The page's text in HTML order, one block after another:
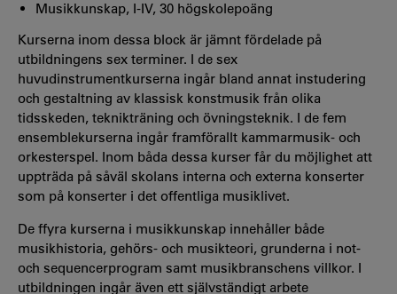
Musikkunskap, I-IV, 30 högskolepoäng
Kurserna inom dessa block är jämnt fördelade på
utbildningens sex terminer. I de sex
huvudinstrumentkurserna ingår bland annat instudering
och gestaltning av klassisk konstmusik från olika
tidsskeden, teknikträning och övningsteknik. I de fem
ensemblekurserna ingår framförallt kammarmusik- och
orkesterspel. Inom båda dessa kurser får du möjlighet att
uppträda på såväl skolans interna och externa konserter
som på konserter i det offentliga musiklivet.
De ffyra kurserna i musikkunskap innehåller både
musikhistoria, gehörs- och musikteori, grunderna i not-
och sequencerprogram samt musikbranschens villkor. I
utbildningen ingår även ett självständigt arbete